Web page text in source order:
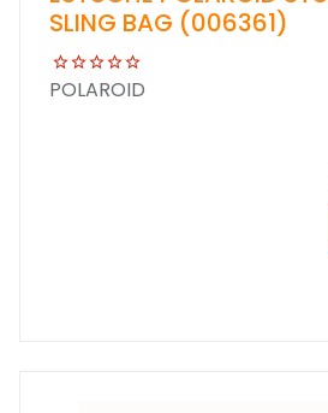
SLING BAG (006361)
POLAROID